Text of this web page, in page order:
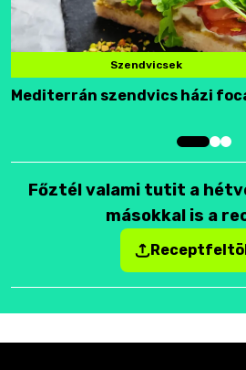
Szendvicsek
Mediterrán szendvics házi
Főztél valami tutit a
másokkal is a